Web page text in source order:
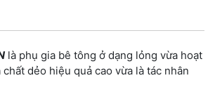
là phụ gia bê tông ở dạng lỏng vừa hoạt
dẻo hiệu quả cao vừa là tác nhân